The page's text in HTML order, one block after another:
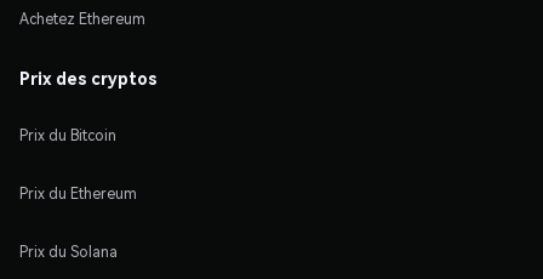
Achetez Ethereum
Prix des cryptos
Prix du Bitcoin
Prix du Ethereum
Prix du Solana